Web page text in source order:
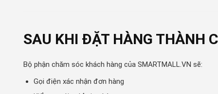
SAU KHI ĐẶT HÀNG THÀNH
Bộ phận chăm sóc khách hàng của SMARTMALL.VN sẽ:
Gọi điện xác nhận đơn hàng